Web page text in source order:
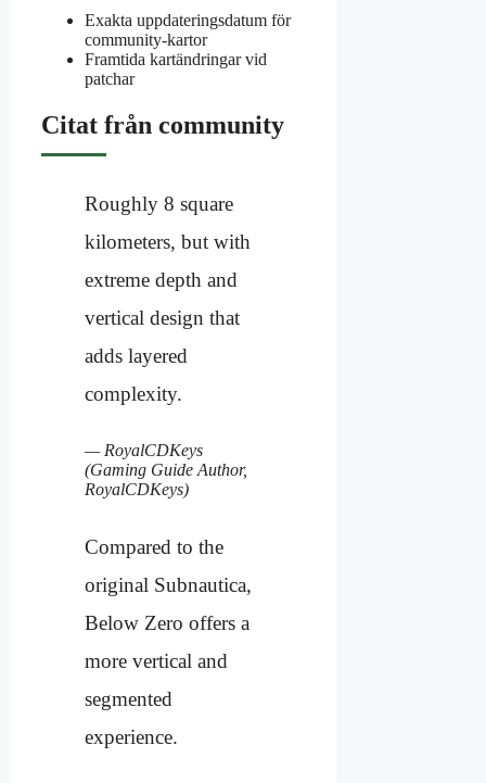
Exakta uppdateringsdatum för
community-kartor
Framtida kartändringar vid
patchar
Citat från community
Roughly 8 square
kilometers, but with
extreme depth and
vertical design that
adds layered
complexity.
— RoyalCDKeys
(Gaming Guide Author,
RoyalCDKeys)
Compared to the
original Subnautica,
Below Zero offers a
more vertical and
segmented
experience.